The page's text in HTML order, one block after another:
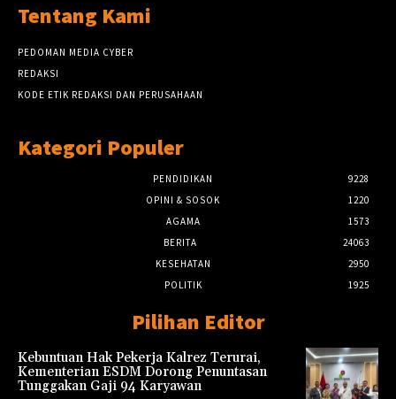
Tentang Kami
PEDOMAN MEDIA CYBER
REDAKSI
KODE ETIK REDAKSI DAN PERUSAHAAN
Kategori Populer
PENDIDIKAN
9228
OPINI & SOSOK
1220
AGAMA
1573
BERITA
24063
KESEHATAN
2950
POLITIK
1925
Pilihan Editor
Kebuntuan Hak Pekerja Kalrez Terurai,
Kementerian ESDM Dorong Penuntasan
Tunggakan Gaji 94 Karyawan